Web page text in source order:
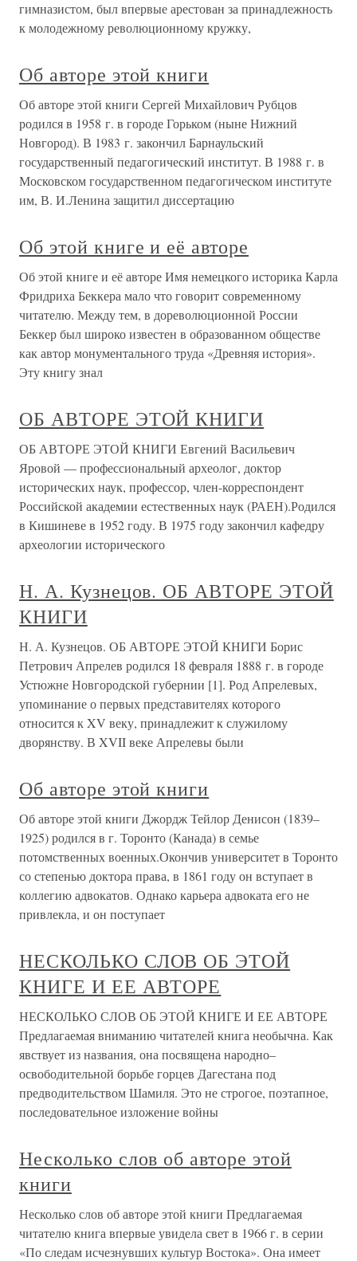
гимназистом, был впервые арестован за принадлежность
к молодежному революционному кружку,
Об авторе этой книги
Об авторе этой книги Сергей Михайлович Рубцов
родился в 1958 г. в городе Горьком (ныне Нижний
Новгород). В 1983 г. закончил Барнаульский
государственный педагогический институт. В 1988 г. в
Московском государственном педагогическом институте
им, В. И.Ленина защитил диссертацию
Об этой книге и её авторе
Об этой книге и её авторе Имя немецкого историка Карла
Фридриха Беккера мало что говорит современному
читателю. Между тем, в дореволюционной России
Беккер был широко известен в образованном обществе
как автор монументального труда «Древняя история».
Эту книгу знал
ОБ АВТОРЕ ЭТОЙ КНИГИ
ОБ АВТОРЕ ЭТОЙ КНИГИ Евгений Васильевич
Яровой — профессиональный археолог, доктор
исторических наук, профессор, член-корреспондент
Российской академии естественных наук (РАЕН).Родился
в Кишиневе в 1952 году. В 1975 году закончил кафедру
археологии исторического
Н. А. Кузнецов. ОБ АВТОРЕ ЭТОЙ
КНИГИ
Н. А. Кузнецов. ОБ АВТОРЕ ЭТОЙ КНИГИ Борис
Петрович Апрелев родился 18 февраля 1888 г. в городе
Устюжне Новгородской губернии [1]. Род Апрелевых,
упоминание о первых представителях которого
относится к XV веку, принадлежит к служилому
дворянству. В XVII веке Апрелевы были
Об авторе этой книги
Об авторе этой книги Джордж Тейлор Денисон (1839–
1925) родился в г. Торонто (Канада) в семье
потомственных военных.Окончив университет в Торонто
со степенью доктора права, в 1861 году он вступает в
коллегию адвокатов. Однако карьера адвоката его не
привлекла, и он поступает
НЕСКОЛЬКО СЛОВ ОБ ЭТОЙ
КНИГЕ И ЕЕ АВТОРЕ
НЕСКОЛЬКО СЛОВ ОБ ЭТОЙ КНИГЕ И ЕЕ АВТОРЕ
Предлагаемая вниманию читателей книга необычна. Как
явствует из названия, она посвящена народно–
освободительной борьбе горцев Дагестана под
предводительством Шамиля. Это не строгое, поэтапное,
последовательное изложение войны
Несколько слов об авторе этой
книги
Несколько слов об авторе этой книги Предлагаемая
читателю книга впервые увидела свет в 1966 г. в серии
«По следам исчезнувших культур Востока». Она имеет